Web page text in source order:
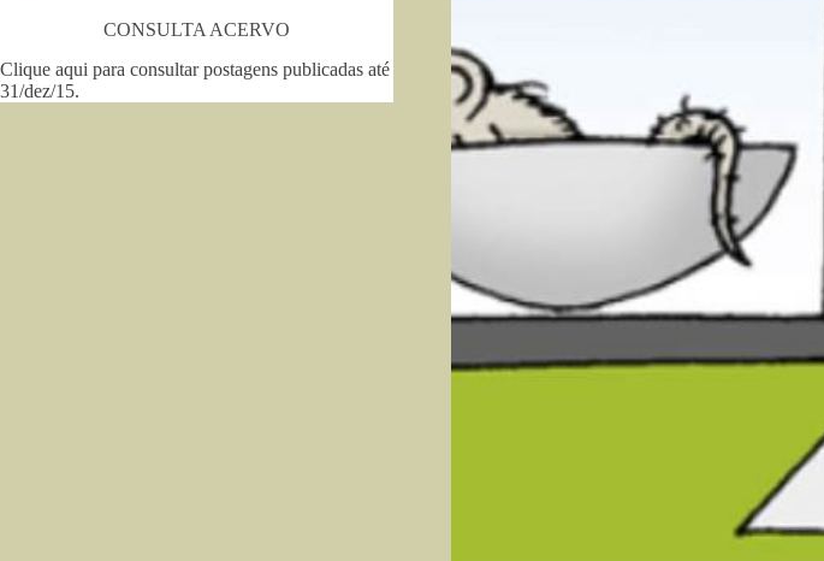
CONSULTA ACERVO
Clique aqui para consultar postagens publicadas até
31/dez/15.